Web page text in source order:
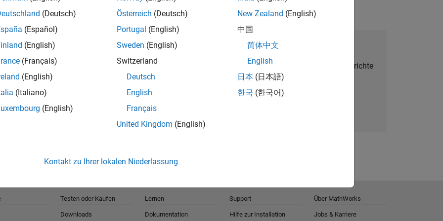
Talent Network beitreten
Erhalten Sie personalisierte Stellenangebote, Berichte
und Unternehmensneuigkeiten.
(Deutsch)
(Español)
(English)
(Français)
(English)
(Italiano)
(English)
Österreich (Deutsch)
Portugal (English)
Sweden (English)
Switzerland
Deutsch
English
Français
United Kingdom (English)
New Zealand (English)
中国
简体中文
English
日本 (日本語)
한국 (한국어)
Kontakt zu Ihrer lokalen Niederlassung
Testen oder Kaufen
Downloads
Lernen
Dokumentation
Support
Hilfe zur Installation
Über MathWorks
Jobs & Karriere